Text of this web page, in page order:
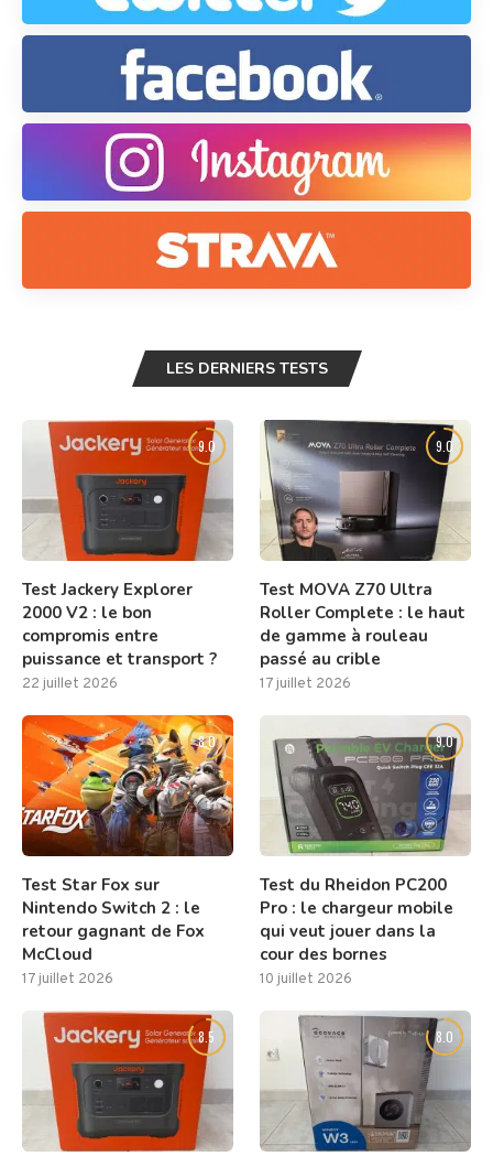
LES DERNIERS TESTS
9.0
Test Jackery Explorer
2000 V2 : le bon
compromis entre
puissance et transport ?
22 juillet 2026
9.0
Test MOVA Z70 Ultra
Roller Complete : le haut
de gamme à rouleau
passé au crible
17 juillet 2026
8.0
Test Star Fox sur
Nintendo Switch 2 : le
retour gagnant de Fox
McCloud
17 juillet 2026
9.0
Test du Rheidon PC200
Pro : le chargeur mobile
qui veut jouer dans la
cour des bornes
10 juillet 2026
8.5 8.0